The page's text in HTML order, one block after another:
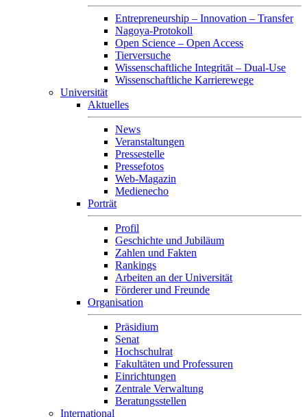
Entrepreneurship – Innovation – Transfer
Nagoya-Protokoll
Open Science – Open Access
Tierversuche
Wissenschaftliche Integrität – Dual-Use
Wissenschaftliche Karrierewege
Universität
Aktuelles
News
Veranstaltungen
Pressestelle
Pressefotos
Web-Magazin
Medienecho
Porträt
Profil
Geschichte und Jubiläum
Zahlen und Fakten
Rankings
Arbeiten an der Universität
Förderer und Freunde
Organisation
Präsidium
Senat
Hochschulrat
Fakultäten und Professuren
Einrichtungen
Zentrale Verwaltung
Beratungsstellen
International